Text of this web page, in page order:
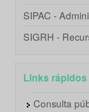
SIPAC -
SIGRH -
Links rápidos
Consulta